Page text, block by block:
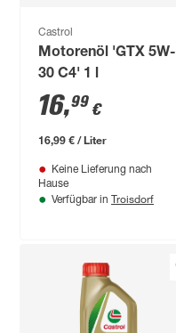
Castrol
Motorenöl 'GTX 5W-
30 C4' 1 l
16,99 €
16,99 € / Liter
Keine Lieferung nach
Hause
Verfügbar in Troisdorf